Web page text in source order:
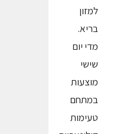
למזון
בריא.
מדי יום
שישי
מוצעות
במתחם
טעימות